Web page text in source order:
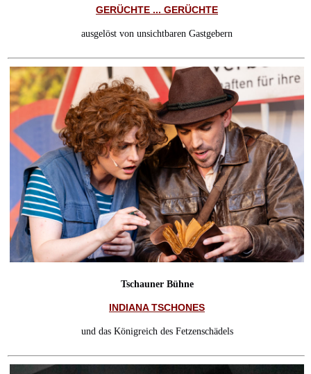
GERÜCHTE ... GERÜCHTE
ausgelöst von unsichtbaren Gastgebern
Tschauner Bühne
INDIANA TSCHONES
und das Königreich des Fetzenschädels